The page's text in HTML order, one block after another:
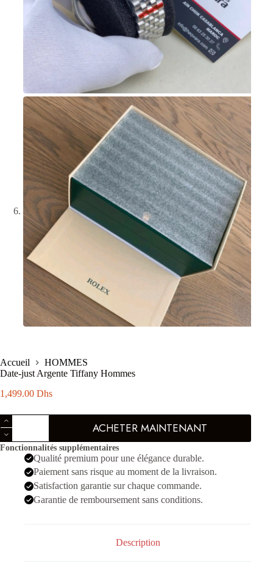
Accueil
HOMMES
Date-just Argente Tiffany Hommes
1,499.00 Dhs
quantité
de
Date-
just
Argente
Tiffany
Hommes
ACHETER MAINTENANT
Fonctionnalités supplémentaires
Qualité premium pour une élégance durable.
Paiement sans risque au moment de la livraison.
Satisfaction garantie sur chaque commande.
Garantie de remboursement sans conditions.
Description